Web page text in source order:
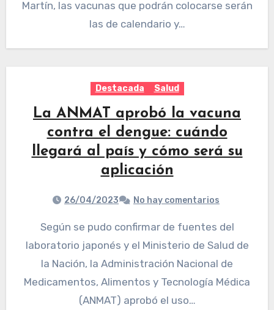
Martín, las vacunas que podrán colocarse serán
las de calendario y…
Destacada Salud
La ANMAT aprobó la vacuna
contra el dengue: cuándo
llegará al país y cómo será su
aplicación
26/04/2023 No hay comentarios
Según se pudo confirmar de fuentes del
laboratorio japonés y el Ministerio de Salud de
la Nación, la Administración Nacional de
Medicamentos, Alimentos y Tecnología Médica
(ANMAT) aprobó el uso…